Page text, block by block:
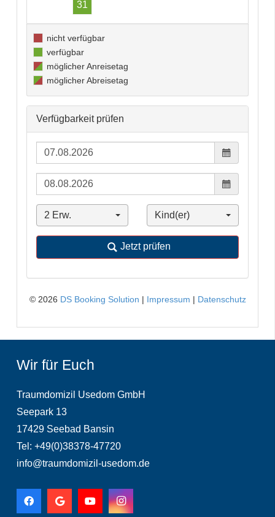
Wir für Euch
Traumdomizil Usedom GmbH
Seepark 13
17429 Seebad Bansin
Tel: +49(0)38378-47720
info@traumdomizil-usedom.de